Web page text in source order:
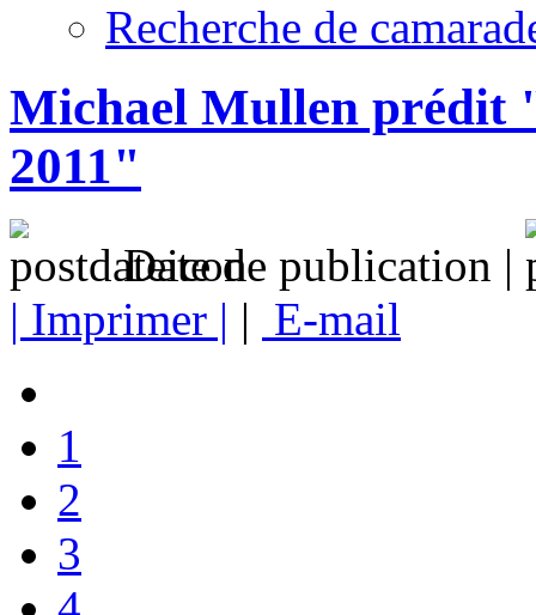
Recherche de
Michael Mullen prédit
2011"
Date de publication |
| Imprimer | | E-mail
1
2
3